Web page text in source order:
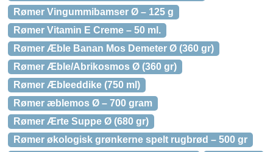
Rømer Vingummibamser Ø – 125 g
Rømer Vitamin E Creme – 50 ml.
Rømer Æble Banan Mos Demeter Ø (360 gr)
Rømer Æble/Abrikosmos Ø (360 gr)
Rømer Æbleeddike (750 ml)
Rømer æblemos Ø – 700 gram
Rømer Ærte Suppe Ø (680 gr)
Rømer økologisk grønkerne spelt rugbrød – 500 gr